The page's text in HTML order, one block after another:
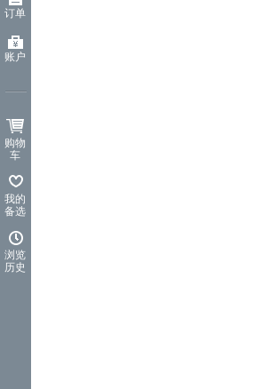
订单
账户
购物
车
我的
备选
浏览
历史